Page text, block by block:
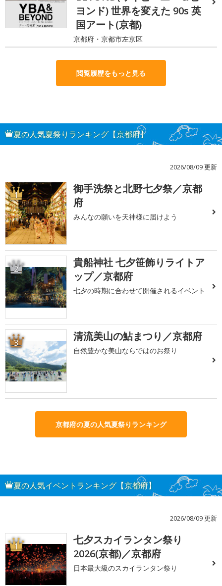
ヨンド) 世界を変えた 90s 英
国アート(京都)
京都府・京都市左京区
閲覧履歴をもっと見る
夏の人気夏祭りランキング【京都府】
2026/08/09 更新
1
御手洗祭と北野七夕祭／京都
府
みんなの願いを天神様に届けよう
2
貴船神社 七夕笹飾りライトア
ップ／京都府
七夕の時期に合わせて開催されるイベント
3 清流美山の鮎まつり／京都府
自然豊かな美山ならではのお祭り
京都府の夏の人気夏祭りランキング
夏の人気イベントランキング【京都府】
2026/08/09 更新
1
七夕スカイランタン祭り
2026(京都)／京都府
日本最大級のスカイランタン祭り